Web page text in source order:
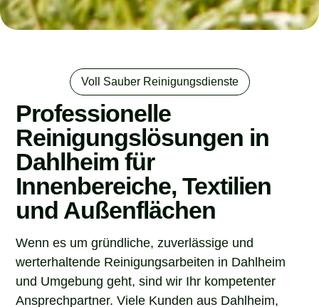
Voll Sauber Reinigungsdienste
Professionelle
Reinigungslösungen in
Dahlheim für
Innenbereiche, Textilien
und Außenflächen
Wenn es um gründliche, zuverlässige und
werterhaltende Reinigungsarbeiten in Dahlheim
und Umgebung geht, sind wir Ihr kompetenter
Ansprechpartner. Viele Kunden aus Dahlheim,